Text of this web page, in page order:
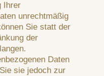
Ihrer
unrechtmäßig
Sie statt der
der
Daten
sie jedoch zur